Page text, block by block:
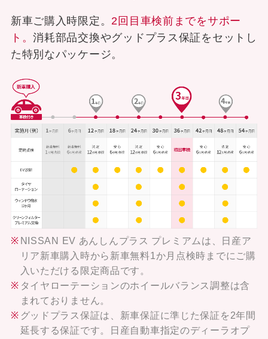
日産ピーズフィールドクラフト
ルノーNT販売
新車ご購入時限定。 2回目車検前までをサポー
ト。消耗部品交換やグッドプラス保証をセットし
た特別なパッケージ。
NISSAN EV あんしんプラス プレミアムは、日産ア
リア新車購入時から新車無料1か月点検時までにご購
入いただける限定商品です。
タイヤローテーションのホイールバランス調整は含
まれておりません。
グッドプラス保証は、新車保証に準じた保証を2年間
延長する保証です。日産自動車指定のディーラオプ